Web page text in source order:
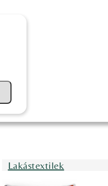
Lakástextilek